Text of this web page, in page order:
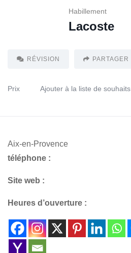
Habillement
Lacoste
RÉVISION PARTAGER
Prix Ajouter à la liste de souhaits
Aix-en-Provence
téléphone :
Site web :
Heures d’ouverture :